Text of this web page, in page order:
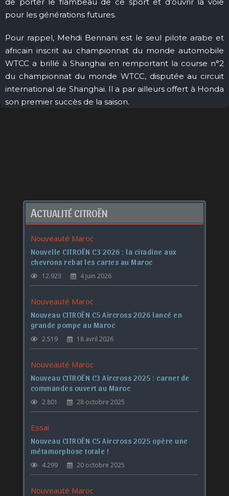
pour les générations futures.
Pour rappel, Mehdi Bennani est le seul pilote arabe et
africain inscrit au championnat du monde automobile
WTCC a brillé à Shanghai en remportant la course n°2
du championnat du monde WTCC, disputée au circuit
international de Shanghai. Il a par ailleurs offert à Honda
son premier succès de la saison.
ACTUALITÉ CITROËN
Nouveauté Maroc
Nouvelle CITROËN C3 2026 : la citadine aux
chevrons rebat les cartes au Maroc
12.923 4 juin 2026
Nouveauté Maroc
Nouveau CITROËN C5 Aircross 2026 lancé en
grande pompe au Maroc
2.519 18 avril 2026
Nouveauté Maroc
Nouveau CITROËN C3 Aircross 2025 : carnet de
commandes ouvert au Maroc
2.801 28 octobre 2025
Essai
Nouveau CITROËN C5 Aircross 2025 opère une
métamorphose totale !
4.299 20 octobre 2025
Nouveauté Maroc